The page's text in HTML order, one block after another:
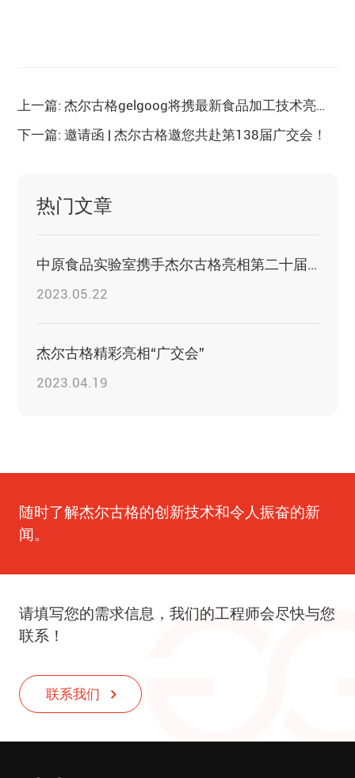
上一篇: 杰尔古格gelgoog将携最新食品加工技术亮相 Gulfood Manufacturing 2025
下一篇: 邀请函 | 杰尔古格邀您共赴第138届广交会！
热门文章
中原食品实验室携手杰尔古格亮相第二十届中国（漯河）食品博览会
2023.05.22
杰尔古格精彩亮相“广交会”
2023.04.19
随时了解杰尔古格的创新技术和令人振奋的新
闻。
请填写您的需求信息，我们的工程师会尽快与您
联系！
联系我们